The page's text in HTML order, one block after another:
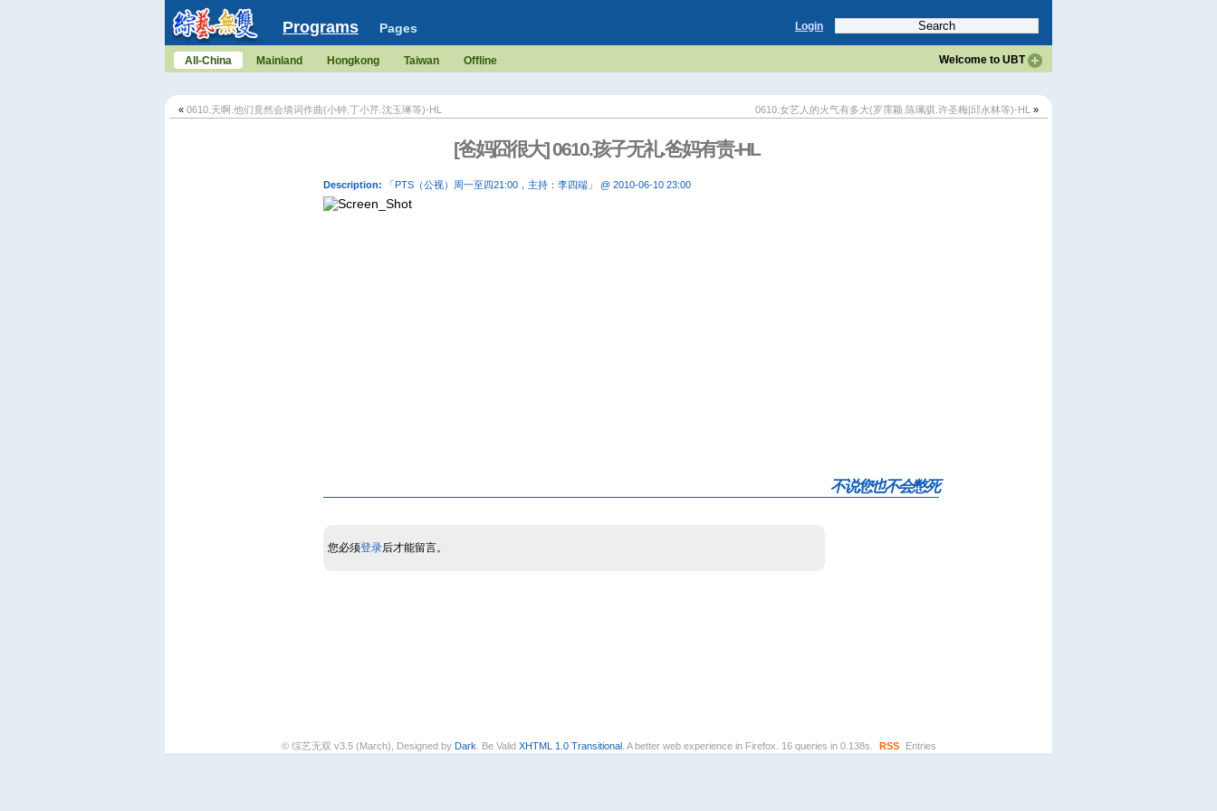
Login
Programs Pages
Welcome to UBT
All-China Mainland Hongkong Taiwan Offline
« 0610.天啊.他们竟然会填词作曲(小钟.丁小芹.沈玉琳等)-HL 0610.女艺人的火气有多大(罗霈颖.陈珮骐.许圣梅|邱永林等)-HL »
[爸妈囧很大] 0610.孩子无礼.爸妈有责-HL
Description: 「PTS（公视）周一至四21:00，主持：李四端」 @ 2010-06-10 23:00
不说您也不会憋死
您必须登录后才能留言。
© 综艺无双 v3.5 (March), Designed by Dark . Be Valid XHTML 1.0 Transitional. A better web experience in Firefox. 16 queries in 0.138s. RSS Entries